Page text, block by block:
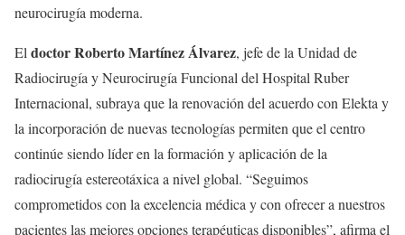
neurocirugía moderna.
El doctor Roberto Martínez Álvarez, jefe de la Unidad de
Radiocirugía y Neurocirugía Funcional del Hospital Ruber
Internacional, subraya que la renovación del acuerdo con Elekta y
la incorporación de nuevas tecnologías permiten que el centro
continúe siendo líder en la formación y aplicación de la
radiocirugía estereotáxica a nivel global. “Seguimos
comprometidos con la excelencia médica y con ofrecer a nuestros
pacientes las mejores opciones terapéuticas disponibles”, afirma el